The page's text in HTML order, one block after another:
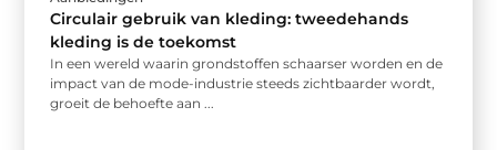
Circulair gebruik van kleding: tweedehands
kleding is de toekomst
In een wereld waarin grondstoffen schaarser worden en de
impact van de mode-industrie steeds zichtbaarder wordt,
groeit de behoefte aan ...